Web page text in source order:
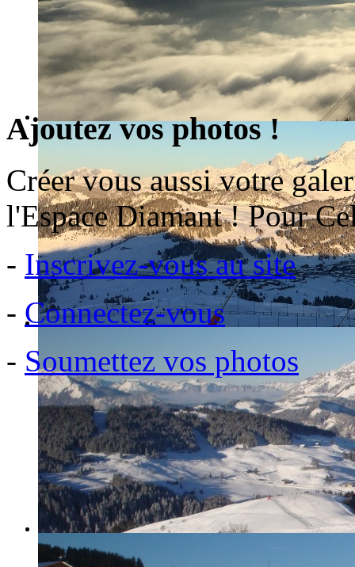
Ajoutez vos photos !
Créer vous aussi votre
l'Espace Diamant ! Pour
- Inscrivez-vous au site
- Connectez-vous
- Soumettez vos photos